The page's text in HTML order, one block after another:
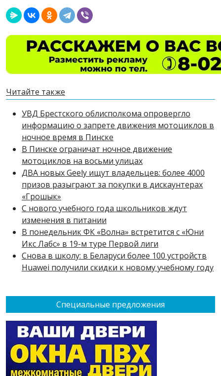
Специальные предложения
Читайте также
УВД Брестского облисполкома опровергло
информацию о запрете движения мотоциклов в
ночное время в Пинске
В Пинске ограничат ночное движение
мотоциклов на восьми улицах
ДВА новых Geely ищут владельцев: более 4000
призов разыграют за покупки в дискаунтерах
«Грошык»
С нового учебного года школьников ждут
изменения в питании
В понедельник ФК «Волна» встретится с «Юни
Икс Лабс» в 19-м туре Первой лиги
Снова в школу: в Беларуси более 100 устройств
Huawei получили скидки к новому учебному году